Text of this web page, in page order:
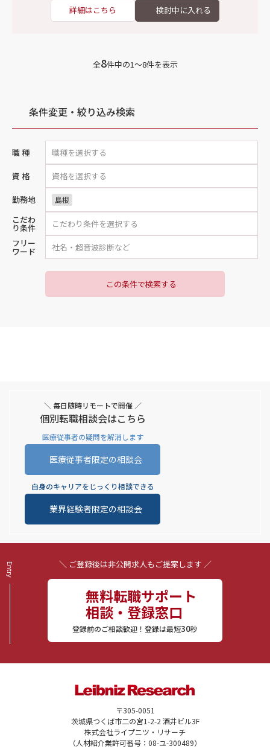
詳細はこちら
全8件中の1〜8件を表示
条件変更・絞り込み検索
職 種
資 格
勤務地 島根
こだわ
り条件
フリー
ワード
この条件で検索する
＼ 毎日随時リモートで開催 ／
個別転職相談会はこちら
医療従事者の疑問を解消します
医療従事者限定の相談会
自身のキャリアをじっくり相談できる
業界経験者限定の相談会
＼ ご登録後は非公開求人もご提案します ／
無料転職サポート
相談・登録窓口
登録前のご相談歓迎！登録は最短30秒
〒305-0051
茨城県つくば市二の宮1-2-2 酒井ビル3F
株式会社ライプニツ・リサーチ
（人材紹介業許可番号：08-ユ-300489）